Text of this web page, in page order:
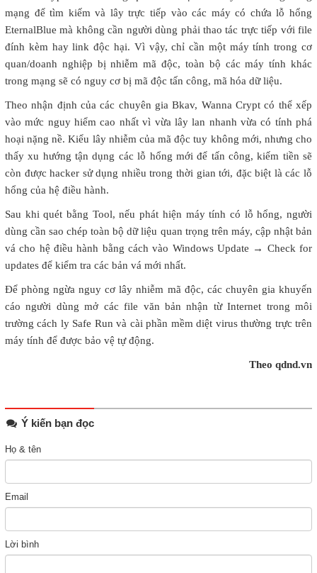
mạng để tìm kiếm và lây trực tiếp vào các máy có chứa lỗ hổng
EternalBlue mà không cần người dùng phải thao tác trực tiếp với file
đính kèm hay link độc hại. Vì vậy, chỉ cần một máy tính trong cơ
quan/doanh nghiệp bị nhiễm mã độc, toàn bộ các máy tính khác
trong mạng sẽ có nguy cơ bị mã độc tấn công, mã hóa dữ liệu.
Theo nhận định của các chuyên gia Bkav, Wanna Crypt có thể xếp
vào mức nguy hiểm cao nhất vì vừa lây lan nhanh vừa có tính phá
hoại nặng nề. Kiểu lây nhiễm của mã độc tuy không mới, nhưng cho
thấy xu hướng tận dụng các lỗ hổng mới để tấn công, kiếm tiền sẽ
còn được hacker sử dụng nhiều trong thời gian tới, đặc biệt là các lỗ
hổng của hệ điều hành.
Sau khi quét bằng Tool, nếu phát hiện máy tính có lỗ hổng, người
dùng cần sao chép toàn bộ dữ liệu quan trọng trên máy, cập nhật bản
vá cho hệ điều hành bằng cách vào Windows Update → Check for
updates để kiểm tra các bản vá mới nhất.
Để phòng ngừa nguy cơ lây nhiễm mã độc, các chuyên gia khuyến
cáo người dùng mở các file văn bản nhận từ Internet trong môi
trường cách ly Safe Run và cài phần mềm diệt virus thường trực trên
máy tính để được bảo vệ tự động.
Theo qdnd.vn
Ý kiến bạn đọc
Họ & tên
Email
Lời bình